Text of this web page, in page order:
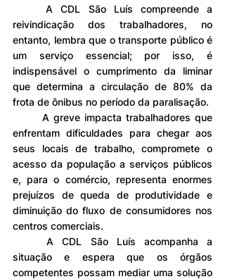
	A CDL São Luís compreende a
reivindicação dos trabalhadores, no
entanto, lembra que o transporte público é
um serviço essencial; por isso, é
indispensável o cumprimento da liminar
que determina a circulação de 80% da
frota de ônibus no período da paralisação.
enfrentam dificuldades para chegar aos
seus locais de trabalho, compromete o
acesso da população a serviços públicos
e, para o comércio, representa enormes
prejuízos de queda de produtividade e
diminuição do fluxo de consumidores nos
centros comerciais.
	A CDL São Luís acompanha a
situação e espera que os órgãos
competentes possam mediar uma solução